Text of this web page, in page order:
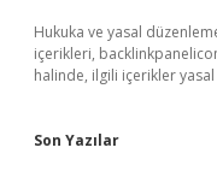
Hukuka ve yasal
içerikleri,
halinde, ilgili içerikler
Son Yazılar